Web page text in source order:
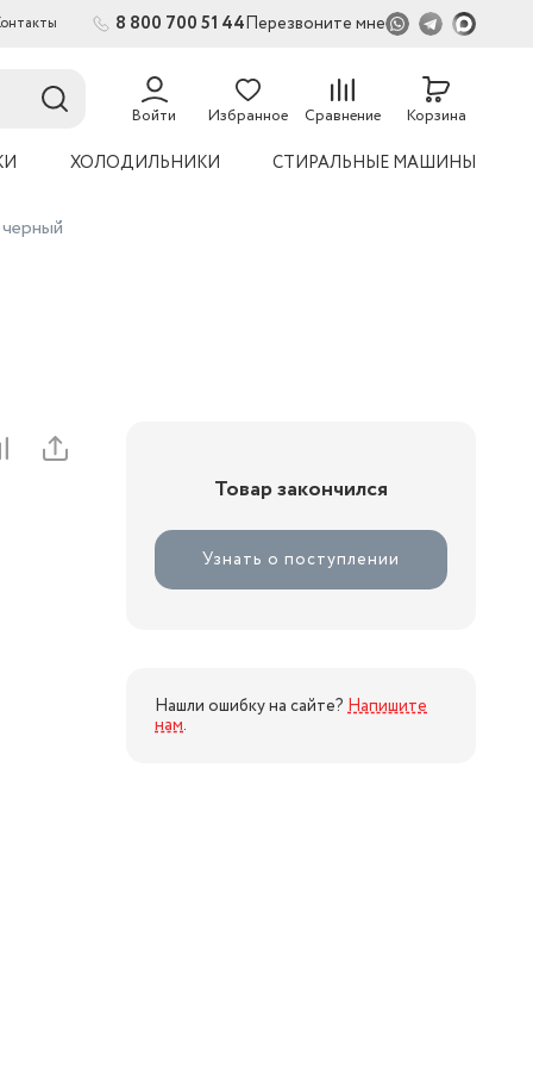
8 800 700 51 44Перезвоните мне
Войти Избранное Сравнение
54
Корзина
ХОЛОДИЛЬНИКИ СТИРАЛЬНЫЕ МАШИНЫ
Товар закончился
Узнать о поступлении
Нашли ошибку на сайте? Напишите
нам.